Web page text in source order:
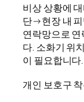
비상 상황에
단→현장 내
연락망으로
다. 소화기 위
이 필요합니다.
개인 보호구